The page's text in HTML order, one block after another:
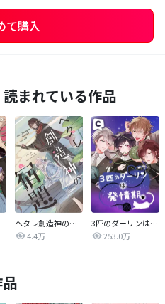
て購入
まれている作品
ヘタレ創造神の宿題【タテヨミ】
4.4万
3匹のダーリンは発情期
253.0万